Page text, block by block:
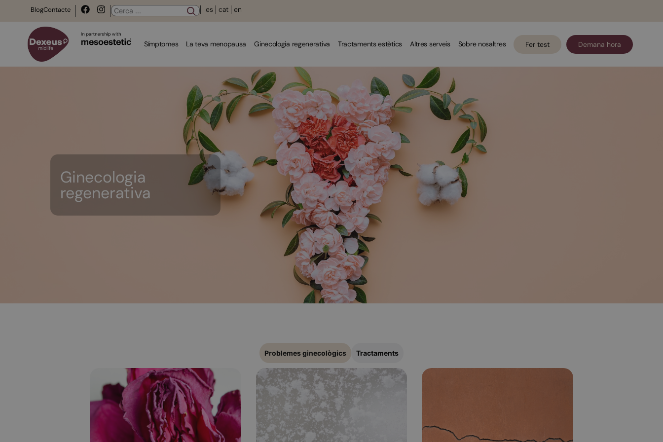
BlogContacte es cat en
Símptomes La teva menopausa Ginecologia regenerativa Tractaments estètics Altres serveis Sobre nosaltres Fer test Demana hora
Ginecologia
regenerativa
Problemes ginecològics Tractaments